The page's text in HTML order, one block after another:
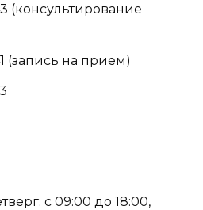
(консультирование
(запись на прием)
с 09:00 до 18:00,